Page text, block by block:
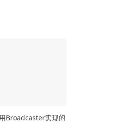
Broadcaster实现的